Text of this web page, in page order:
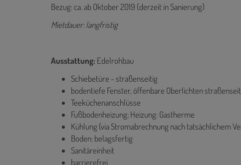
Bezug: ca. ab Oktober 2019 (derzeit in Sanierung)
Mietdauer: langfristig
Ausstattung: Edelrohbau
Schiebetüre - straßenseitig
bodentiefe Fenster, öffenbare Oberlichten
Teeküchenanschlüsse
Fußbodenheizung; Heizung: Gastherme
Kühlung (via Stromabrechnung nach tatsächlichem
Boden: belagsfertig
Sanitäreinheit
barrierefrei